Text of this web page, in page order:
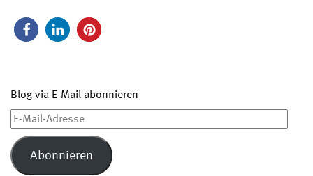
Blog via E-Mail abonnieren
E-
Mail-
Adresse
Abonnieren